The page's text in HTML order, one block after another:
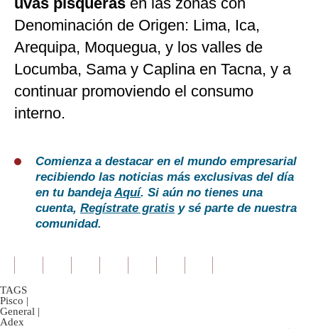
Denominación de Origen: Lima, Ica,
Arequipa, Moquegua, y los valles de
Locumba, Sama y Caplina en Tacna, y a
continuar promoviendo el consumo
interno.
Comienza a destacar en el mundo empresarial
recibiendo las noticias más exclusivas del día
en tu bandejaAquí. Si aún no tienes una
cuenta, Regístrate gratis y sé parte de nuestra
comunidad.
TAGS
Pisco |
General |
Adex